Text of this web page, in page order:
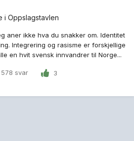
i Oppslagstavlen
aner ikke hva du snakker om. Identitet
Integrering og rasisme er forskjellige
en hvit svensk innvandrer til Norge...
578 svar 3